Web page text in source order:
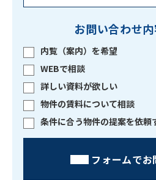
お問い合わせ
内覧（案内）を希望
WEBで相談
詳しい資料が欲しい
物件の賃料について相談
条件に合う物件の提案を依頼
フォームで